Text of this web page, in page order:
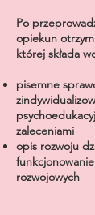
Po
opiekun
której składa
pisemne
zaleceniami
opis rozwoju
rozwojowych